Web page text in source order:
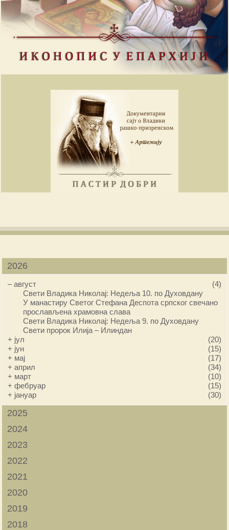
2026
–август
(4)
Свети Владика Николај: Недеља 10. по Духовдану
У манастиру Светог Стефана Деспота српског свечано
прослављена храмовна слава
Свети Владика Николај: Недеља 9. по Духовдану
Свети пророк Илија – Илиндан
+ јул
(20)
+ јун
(15)
+ мај
(17)
+април
(34)
+ март
(10)
+фебруар
(15)
+ јануар (30)
2025
2024
2023
2022
2021
2020
2019
2018